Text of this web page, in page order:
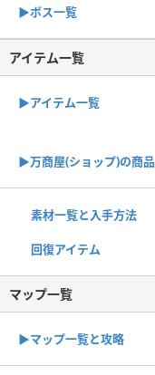
▶︎ボス一覧
アイテム一覧
▶アイテム一覧
▶︎万商屋(ショップ)の商
素材一覧と入手方法
回復アイテム
マップ一覧
▶︎マップ一覧と攻略